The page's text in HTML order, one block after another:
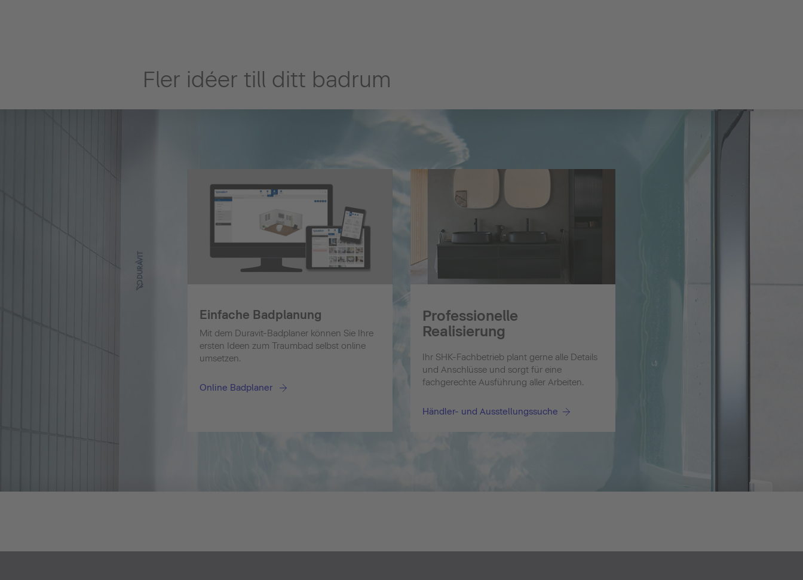
Fler idéer till ditt badrum
Einfache Badplanung
Mit dem Duravit-Badplaner können Sie Ihre
ersten Ideen zum Traumbad selbst online
umsetzen.
Online Badplaner
Professionelle
Realisierung
Ihr SHK-Fachbetrieb plant gerne alle Details
und Anschlüsse und sorgt für eine
fachgerechte Ausführung aller Arbeiten.
Händler- und Ausstellungssuche